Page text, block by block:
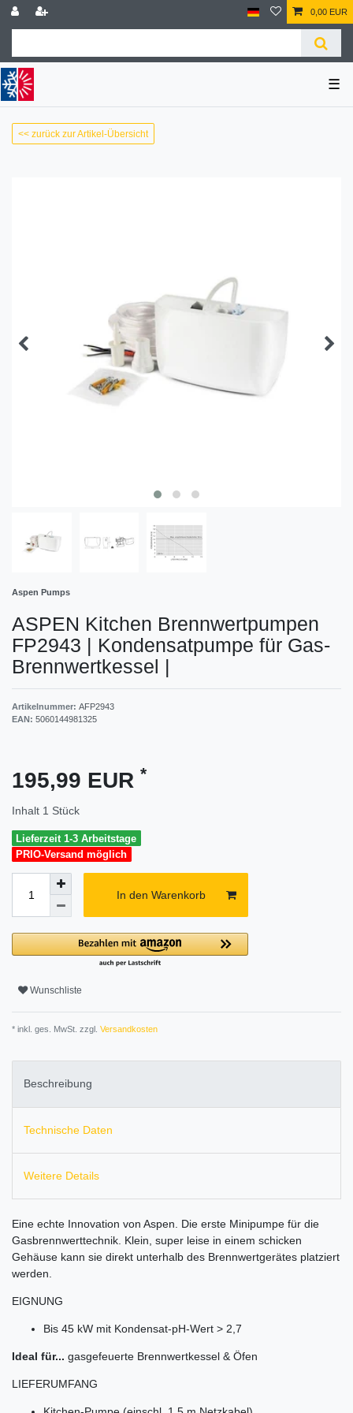
0,00 EUR
☰
<< zurück zur Artikel-Übersicht
Aspen Pumps
ASPEN Kitchen Brennwertpumpen
FP2943 | Kondensatpumpe für Gas-
Brennwertkessel |
Artikelnummer: AFP2943
EAN: 5060144981325
195,99 EUR *
Inhalt 1 Stück
Lieferzeit 1-3 Arbeitstage
PRIO-Versand möglich
In den Warenkorb
Wunschliste
* inkl. ges. MwSt. zzgl. Versandkosten
Beschreibung
Technische Daten
Weitere Details
Eine echte Innovation von Aspen. Die erste Minipumpe für die
Gasbrennwerttechnik. Klein, super leise in einem schicken
Gehäuse kann sie direkt unterhalb des Brennwertgerätes platziert
werden.
EIGNUNG
Bis 45 kW mit Kondensat-pH-Wert > 2,7
Ideal für... gasgefeuerte Brennwertkessel & Öfen
LIEFERUMFANG